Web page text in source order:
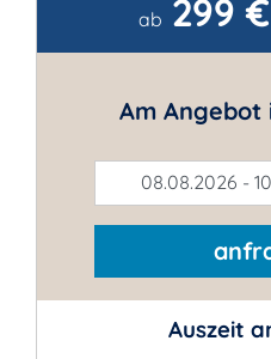
Kontakt
ab 299 €
Am
08.08.2026 -
Auszeit